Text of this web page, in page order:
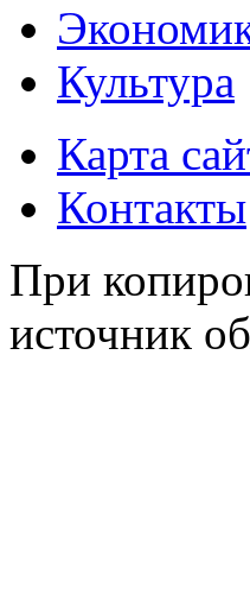
Культура
Карта
Контакты
При
источник